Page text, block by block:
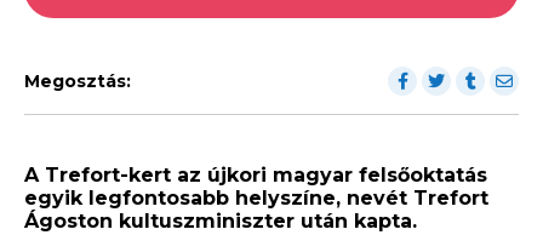
Megosztás:
A Trefort-kert az újkori magyar felsőoktatás
egyik legfontosabb helyszíne, nevét Trefort
Ágoston kultuszminiszter után kapta.